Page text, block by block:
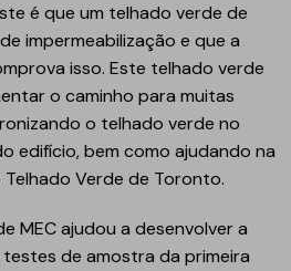
é que um telhado verde de
impermeabilização e que a
isso. Este telhado verde
o caminho para muitas
o telhado verde no
edifício, bem como ajudando na
Verde de Toronto.
MEC ajudou a desenvolver a
de amostra da primeira